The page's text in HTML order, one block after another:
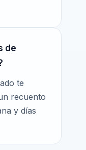
de
te
recuento
y días